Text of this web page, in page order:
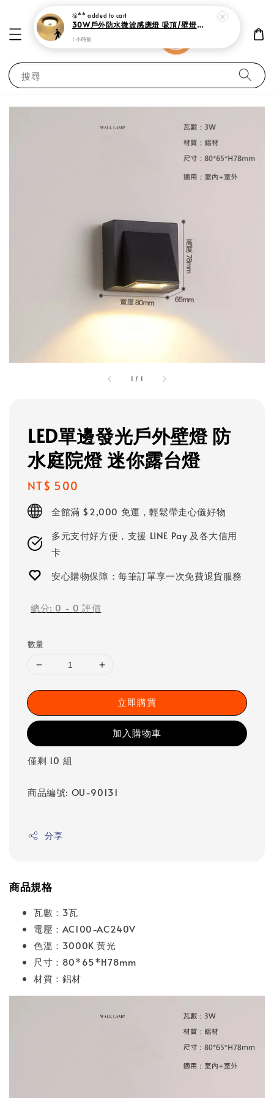
搜尋
1 / 1
LED單邊發光戶外壁燈 防
水庭院燈 迷你露台燈
Regular
price
NT$ 500
全館滿 $2,000 免運，輕鬆帶走心儀好物
多元支付好方便，支援 LINE Pay 及各大信用
卡
安心購物保障：每筆訂單享一次免費退貨服務
總分: 0 - 0 評價
數量
立即購買
加入購物車
僅剩 10 組
商品編號: OU-90131
分享
商品規格
瓦數：3瓦
電壓：AC100-AC240V
色溫：3000K 黃光
尺寸：80*65*H78mm
材質：鋁材
徐** added to cart
30W戶外防水微波感應燈 吸頂/壁燈兩用 感應款/標準開關款I
1 小時前